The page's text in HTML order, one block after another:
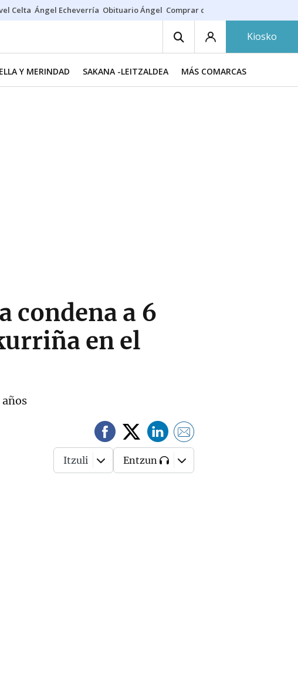
Celta Ángel Echeverría Obituario Ángel Comprar casa
Kiosko
Y MERINDAD SAKANA -LEITZALDEA MÁS COMARCAS
condena a 6
en el
Itzuli Entzun